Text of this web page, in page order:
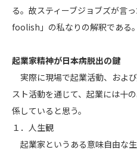
る。故スティーブジョブズが言
foolish」の私なりの解釈である。
起業家精神が日本病脱出の鍵
実際に現場で起業活動、およ
スト活動を通じて、起業には十
係していると思う。
１．人生観
起業家というある意味自由な